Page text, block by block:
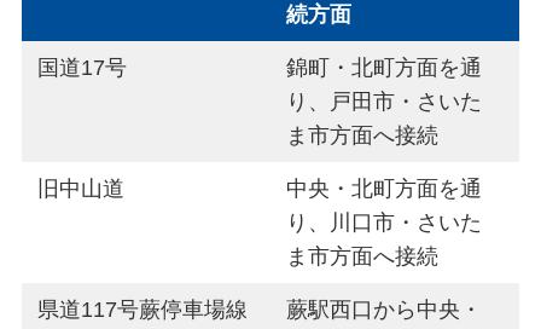
続方面
国道17号
錦町・北町方面を通
り、戸田市・さいた
ま市方面へ接続
旧中山道
中央・北町方面を通
り、川口市・さいた
ま市方面へ接続
県道117号蕨停車場線
蕨駅西口から中央・